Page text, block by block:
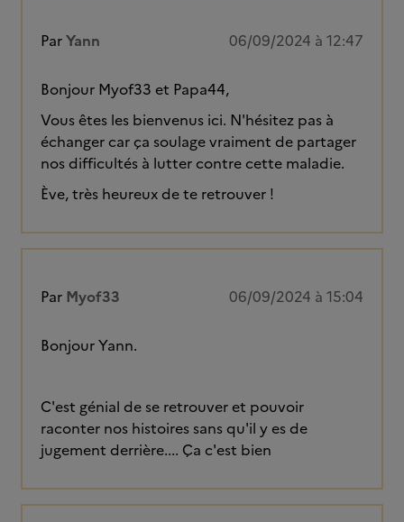
ParYann 06/09/2024 à 12:47
Bonjour Myof33 et Papa44,
Vous êtes les bienvenus ici. N'hésitez pas à
échanger car ça soulage vraiment de partager
nos difficultés à lutter contre cette maladie.
Ève, très heureux de te retrouver !
Par Myof33 06/09/2024 à 15:04
Bonjour Yann.
C'est génial de se retrouver et pouvoir
raconter nos histoires sans qu'il y es de
jugement derrière.... Ça c'est bien